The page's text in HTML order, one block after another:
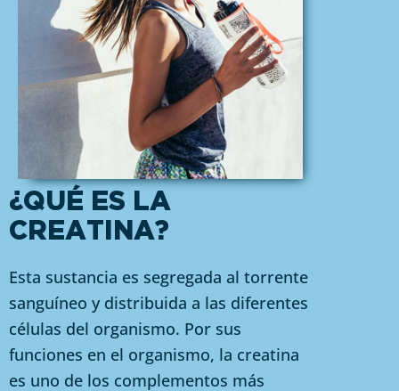
¿QUÉ ES LA
CREATINA?
Esta sustancia es segregada al torrente
sanguíneo y distribuida a las diferentes
células del organismo. Por sus
funciones en el organismo, la creatina
es uno de los complementos más